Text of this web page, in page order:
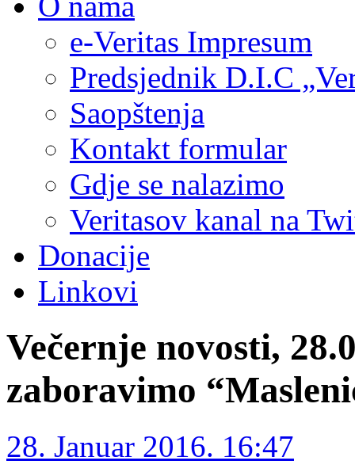
e-Veritas Impresum
Predsjednik D.I.C
Saopštenja
Kontakt formular
Gdje se nalazimo
Veritasov kanal na
Donacije
Linkovi
Večernje novosti,
zaboravimo
28. Januar 2016. 16:47